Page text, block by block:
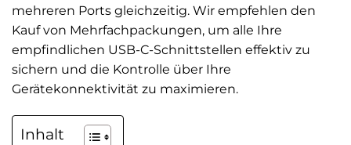
mehreren Ports gleichzeitig. Wir empfehlen den
Kauf von Mehrfachpackungen, um alle Ihre
empfindlichen USB-C-Schnittstellen effektiv zu
sichern und die Kontrolle über Ihre
Gerätekonnektivität zu maximieren.
Inhalt